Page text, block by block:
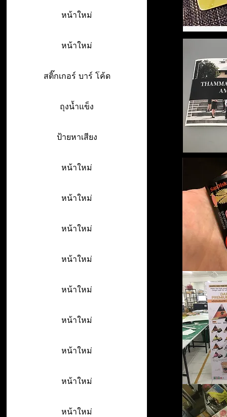
หน้าใหม่
หน้าใหม่
สติ๊กเกอร์ บาร์ โค้ด
ถุงน้ำแข็ง
ป้ายหาเสียง
หน้าใหม่
หน้าใหม่
หน้าใหม่
หน้าใหม่
หน้าใหม่
หน้าใหม่
หน้าใหม่
หน้าใหม่
หน้าใหม่